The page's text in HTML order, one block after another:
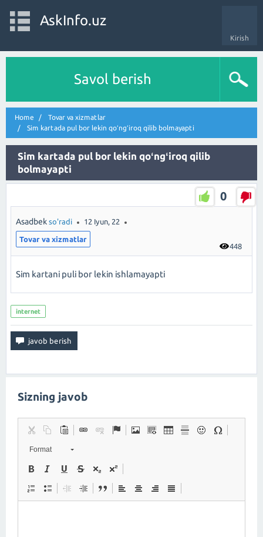
Kirish
AskInfo.uz
Savol berish
Home
Tovar va xizmatlar
Sim kartada pul bor lekin qoʻngʻiroq qilib bolmayapti
Sim kartada pul bor lekin qoʻngʻiroq qilib
bolmayapti
0
448
Asadbek so'radi 12 Iyun, 22
Tovar va xizmatlar
Sim kartani puli bor lekin ishlamayapti
internet
Sizning javob
Format